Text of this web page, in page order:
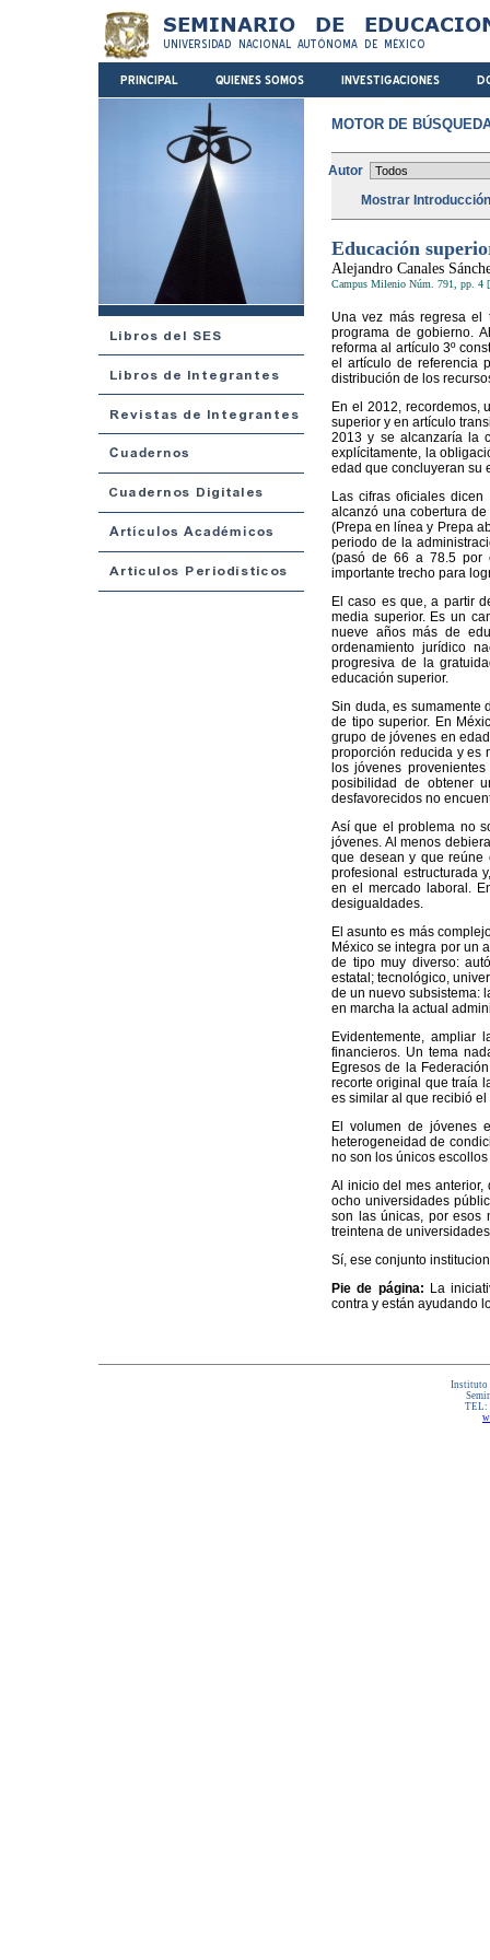
MOTOR DE
Autor
Mostrar
Educación
Alejandro Canales
Campus Milenio Núm. 791, pp. 4
Una vez más regresa
programa de gobierno.
reforma al artículo 3º
el artículo de referencia
distribución de los
En el 2012, recordemos,
superior y en artículo
2013 y se alcanzaría la
explícitamente, la
edad que concluyeran su
Las cifras oficiales
alcanzó una cobertura
(Prepa en línea y Prepa
periodo de la
(pasó de 66 a 78.5 por
importante trecho para
El caso es que, a partir
media superior. Es un
nueve años más de
ordenamiento jurídico
progresiva de la
educación superior.
Sin duda, es sumamente
de tipo superior. En
grupo de jóvenes en
proporción reducida y es
los jóvenes
posibilidad de obtener
desfavorecidos no
Así que el problema no
jóvenes. Al menos
que desean y que reúne
profesional estructurada
en el mercado laboral.
desigualdades.
El asunto es más
México se integra por un
de tipo muy diverso:
estatal; tecnológico,
de un nuevo subsistema:
en marcha la actual
Evidentemente, ampliar
financieros. Un tema
Egresos de la
recorte original que traía
es similar al que recibió
El volumen de jóvenes
heterogeneidad de
no son los únicos
Al inicio del mes anterior,
ocho universidades
son las únicas, por esos
treintena de
Sí, ese conjunto
Pie de página: La
contra y están ayudando
Instituto
TEL: